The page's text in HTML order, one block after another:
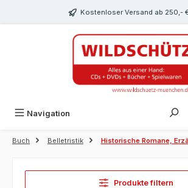
Kostenloser Versand ab 250,-
Navigation
Buch Belletristik Historische Romane,
Produkte filtern